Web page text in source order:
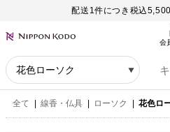
配送1件につき税込
会
全て 線香・仏具 ローソク 花色ロ